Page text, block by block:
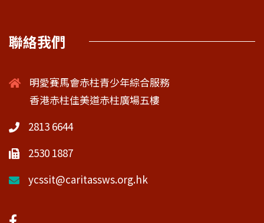
聯絡我們
明愛賽馬會赤柱青少年綜合服務
香港赤柱佳美道赤柱廣場五樓
2813 6644
2530 1887
ycssit@caritassws.org.hk